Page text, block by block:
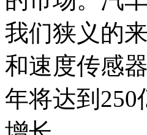
我们狭义的
和速度传感
年将达到250